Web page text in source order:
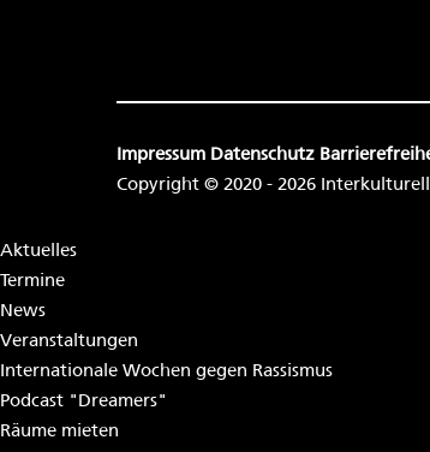
Impressum Datenschutz
Copyright © 2020 - 2026
Aktuelles
Termine
News
Veranstaltungen
Internationale Wochen gegen Rassismus
Podcast "Dreamers"
Räume mieten